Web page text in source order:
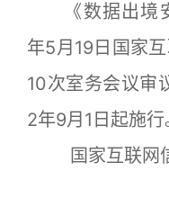
《数据出境安
年5月19日国家
10次室务会议审
2年9月1日起
国家互联网